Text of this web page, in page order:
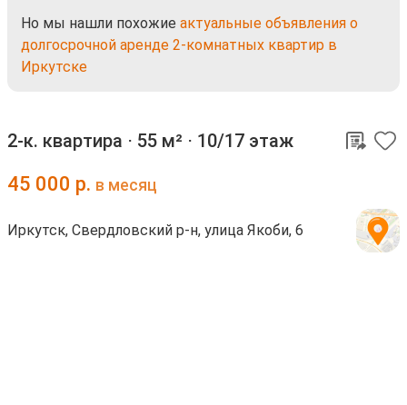
Но мы нашли похожие актуальные объявления о
долгосрочной аренде 2-комнатных квартир в
Иркутске
2-к. квартира ⋅ 55 м² ⋅ 10/17 этаж
45 000 р. в месяц
Иркутск, Свердловский р-н, улица Якоби, 6